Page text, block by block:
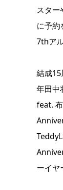
スター
に予約
7thア
結成
年田中
feat.
ーイヤ